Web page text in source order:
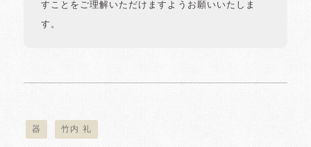
すことをご理解いただけますようお願いいたしま
す。
器 竹内 礼